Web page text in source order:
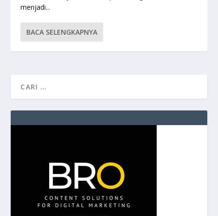
menjadi...
BACA SELENGKAPNYA